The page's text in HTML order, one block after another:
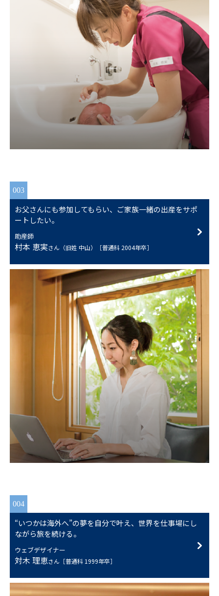
003
お父さんにも参加してもらい、ご家族一緒の出産をサポ
ートしたい。
助産師
村本 恵実さん（旧姓 中山）［普通科 2004年卒］
004
“いつかは海外へ”の夢を自分で叶え、世界を仕事場にし
ながら旅を続ける。
ウェブデザイナー
対木 理恵さん［普通科 1999年卒］